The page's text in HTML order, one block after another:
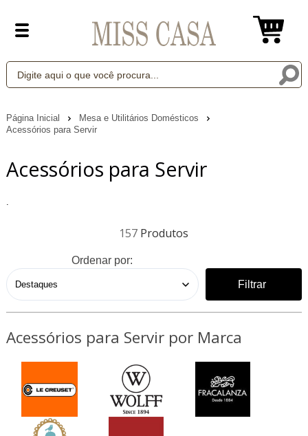
Página Inicial
Mesa e Utilitários Domésticos
Acessórios para Servir
Acessórios para Servir
157
Ordenar por:
Filtrar
Acessórios para Servir por Marca